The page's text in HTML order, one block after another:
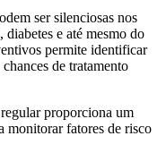
ser silenciosas nos
e até mesmo do
permite identificar
de tratamento
proporciona um
monitorar fatores de risco